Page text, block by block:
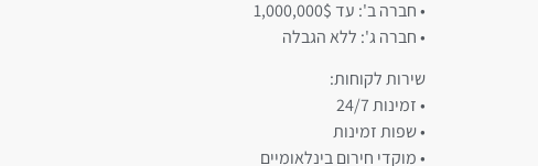
• חברה ב': עד 1,000,000$
• חברה ג': ללא הגבלה
שירות לקוחות:
• זמינות 24/7
• שפות זמינות
• מוקדי חירום בינלאומיים